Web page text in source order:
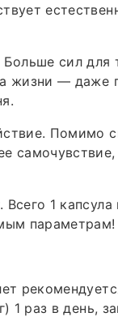
сил для
жизни — даже
Помимо
1
параметрам!
1 раз в день,